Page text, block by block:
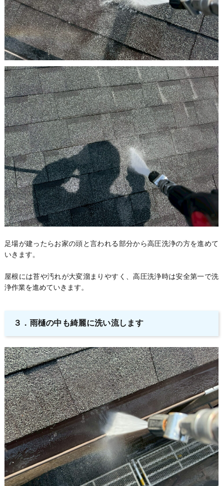
足場が建ったらお家の頭と言われる部分から高圧洗浄の方を進めて
いきます。
屋根には苔や汚れが大変溜まりやすく、高圧洗浄時は安全第一で洗
浄作業を進めていきます。
３． 雨樋の中も綺麗に洗い流します